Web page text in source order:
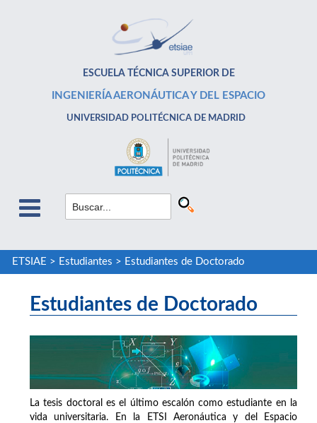
ESCUELA TÉCNICA SUPERIOR DE
INGENIERÍA AERONÁUTICA Y DEL ESPACIO
UNIVERSIDAD POLITÉCNICA DE MADRID
ETSIAE > Estudiantes > Estudiantes de Doctorado
Estudiantes de Doctorado
La tesis doctoral es el último escalón como estudiante en la
vida universitaria. En la ETSI Aeronáutica y del Espacio